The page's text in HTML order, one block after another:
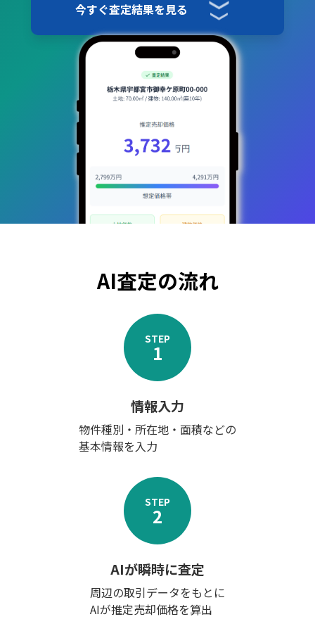
今すぐ査定結果を見る
AI査定の流れ
STEP
1
情報入力
物件種別・所在地・面積などの
基本情報を入力
STEP
2
AIが瞬時に査定
周辺の取引データをもとに
AIが推定売却価格を算出